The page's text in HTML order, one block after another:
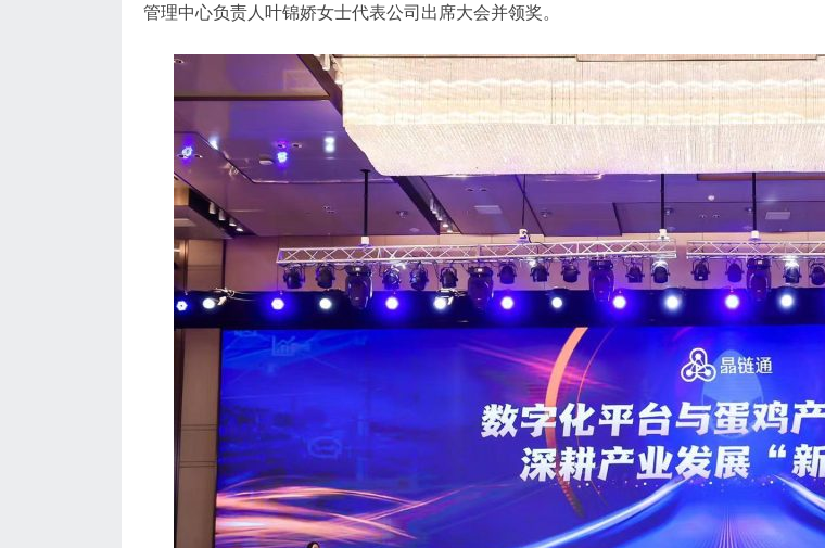
管理中心负责人叶锦娇女士代表公司出席大会并领奖。